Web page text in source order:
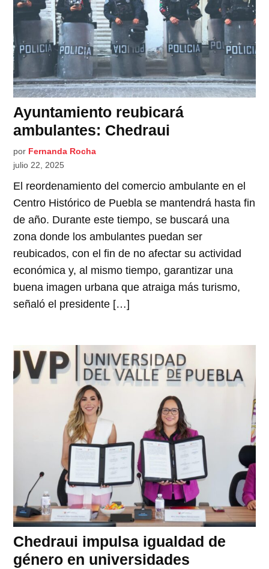
Ayuntamiento reubicará
ambulantes: Chedraui
por Fernanda Rocha
julio 22, 2025
El reordenamiento del comercio ambulante en el
Centro Histórico de Puebla se mantendrá hasta fin
de año. Durante este tiempo, se buscará una
zona donde los ambulantes puedan ser
reubicados, con el fin de no afectar su actividad
económica y, al mismo tiempo, garantizar una
buena imagen urbana que atraiga más turismo,
señaló el presidente […]
Chedraui impulsa igualdad de
género en universidades